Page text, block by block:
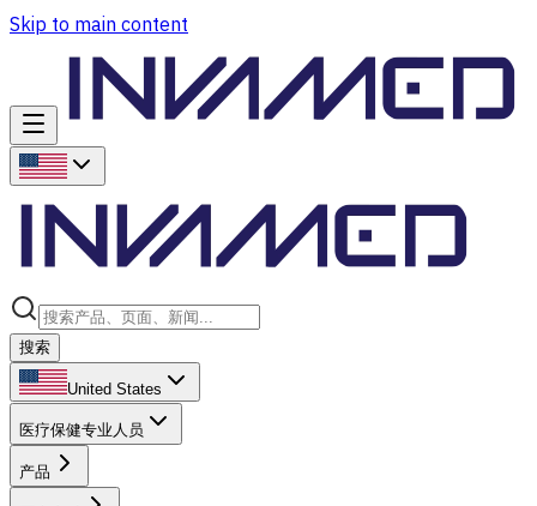
Skip to main content
搜索
United States
医疗保健专业人员
产品